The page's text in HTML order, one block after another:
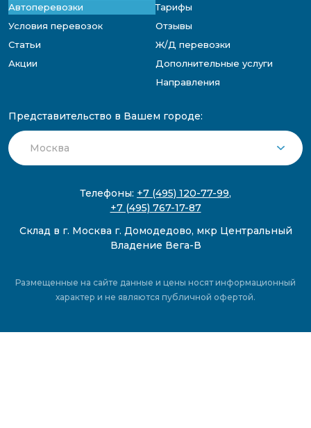
Автоперевозки
Тарифы
Условия перевозок
Отзывы
Статьи
Ж/Д перевозки
Акции
Дополнительные услуги
Направления
Представительство в Вашем городе:
Телефоны: +7 (495) 120-77-99,
+7 (495) 767-17-87
Склад в г. Москва г. Домодедово, мкр Центральный
Владение Вега-В
Размещенные на сайте данные и цены носят информационный
характер и не являются публичной офертой.